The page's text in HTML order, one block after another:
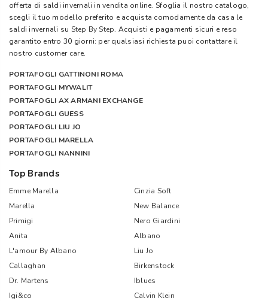
offerta di saldi invernali in vendita online. Sfoglia il nostro catalogo,
scegli il tuo modello preferito e acquista comodamente da casa le
saldi invernali su Step By Step. Acquisti e pagamenti sicuri e reso
garantito entro 30 giorni: per qualsiasi richiesta puoi contattare il
nostro customer care.
PORTAFOGLI GATTINONI ROMA
PORTAFOGLI MYWALIT
PORTAFOGLI AX ARMANI EXCHANGE
PORTAFOGLI GUESS
PORTAFOGLI LIU JO
PORTAFOGLI MARELLA
PORTAFOGLI NANNINI
Top Brands
Emme Marella
Cinzia Soft
Marella
New Balance
Primigi
Nero Giardini
Anita
Albano
L'amour By Albano
Liu Jo
Callaghan
Birkenstock
Dr. Martens
Iblues
Igi&co
Calvin Klein